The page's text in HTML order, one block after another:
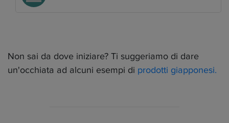
Non sai da dove iniziare? Ti suggeriamo di dare
un'occhiata ad alcuni esempi di prodotti giapponesi.